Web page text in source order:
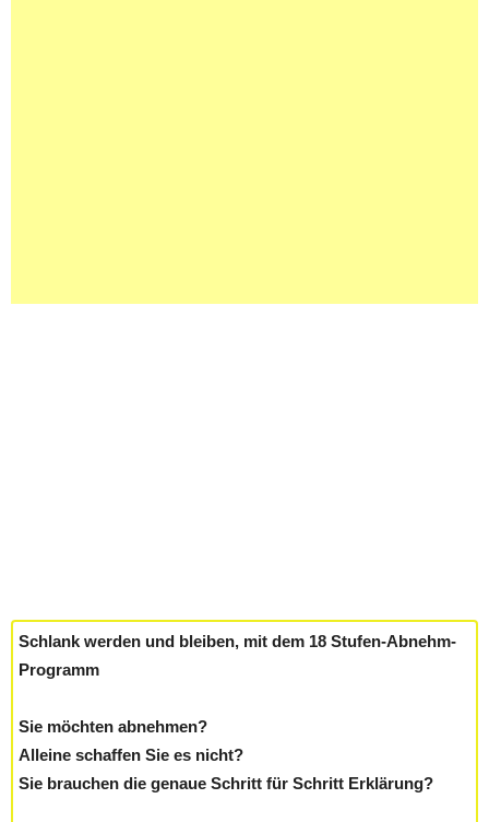
Schlank werden und bleiben, mit dem 18 Stufen-Abnehm-
Programm
Sie möchten abnehmen?
Alleine schaffen Sie es nicht?
Sie brauchen die genaue Schritt für Schritt Erklärung?